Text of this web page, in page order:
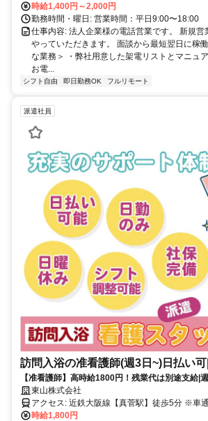
時給1,400円～2,000円
勤務時間・曜日: 営業時間：平日9:00〜18:00
仕事内容: 法人企業様の電話営業です。 新規営
やっていただきます。 面談から最短翌日に稼
な業務＞ ・弊社用意した架電リストとマニュ
お電...
シフト自由 即日勤務OK フルリモート
派遣社員
訪問入浴の准看護師(週3日~)日払い
【准看護師】高時給1800円！残業代は別途支給|
休業補償有|社会保険加入可【真菅駅】(17954-
東山株式会社
アクセス: 近鉄大阪線【真菅駅】徒歩5分 ※
時給1,800円